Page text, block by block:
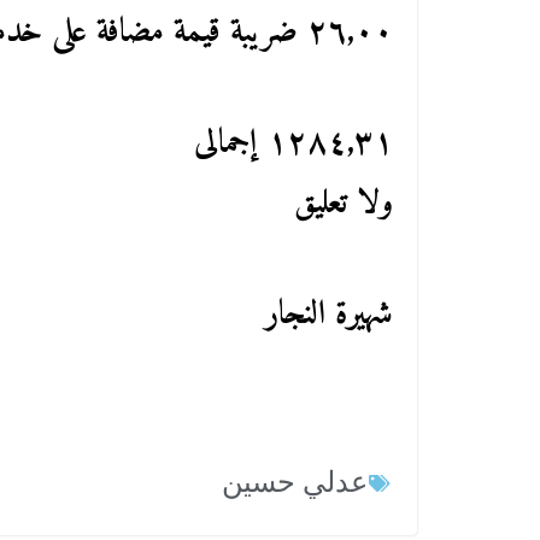
٢٦,٠٠ ضريبة قيمة مضافة على خدمة DHL
١٢٨٤,٣١ إجمالى
ولا تعليق
شهيرة النجار
عدلي حسين